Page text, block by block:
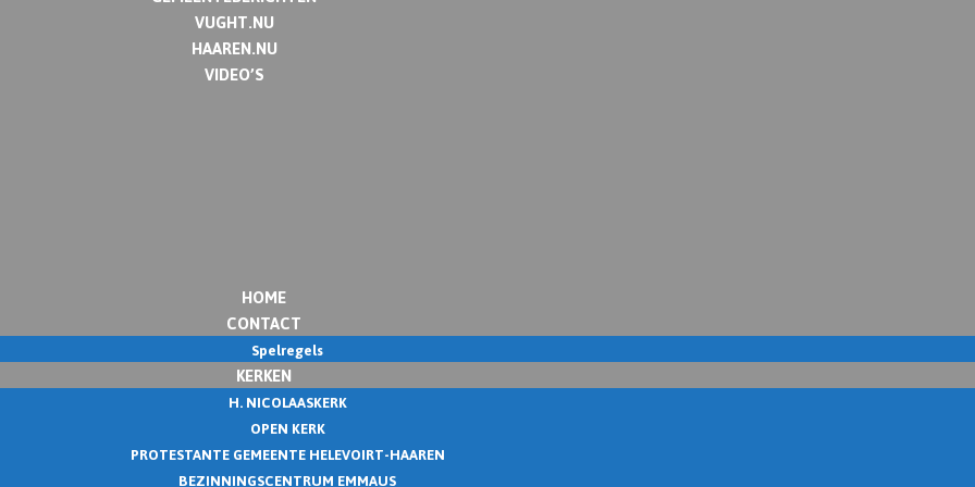
VUGHT.NU
HAAREN.NU
VIDEO’S
HOME
CONTACT
Spelregels
KERKEN
H. NICOLAASKERK
OPEN KERK
PROTESTANTE GEMEENTE HELEVOIRT-HAAREN
BEZINNINGSCENTRUM EMMAUS